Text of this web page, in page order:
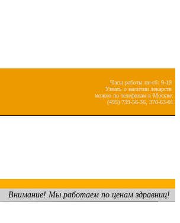
Часы работы пн-сб: 9-19
Узнать о наличии лекарств
можно по телефонам в Москве:
(495) 739-56-36, 370-63-01
Внимание! Мы работаем по ценам здравниц!